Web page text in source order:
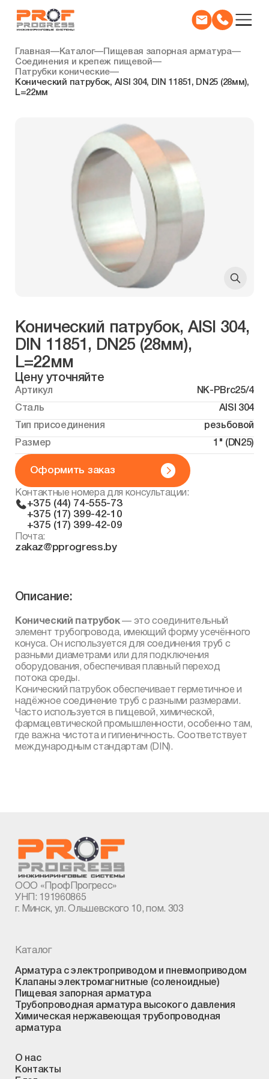
Главная—Каталог— Пищевая запорная арматура—
Соединения и крепеж пищевой—
Патрубки конические—
Конический патрубок, AISI 304, DIN 11851, DN25 (28мм),
L=22мм
Конический патрубок, AISI 304,
DIN 11851, DN25 (28мм),
L=22мм
Цену уточняйте
Артикул
NK-PBrc25/4
Сталь
AISI 304
Тип присоединения
резьбовой
Размер
1" (DN25)
Оформить заказ
Контактные номера для консультации:
+375 (44) 74-555-73
+375 (17) 399-42-10
+375 (17) 399-42-09
Почта:
zakaz@pprogress.by
Описание:
Конический патрубок— это соединительный
элемент трубопровода, имеющий форму усечённого
конуса. Он используется для соединения труб с
разными диаметрами или для подключения
оборудования, обеспечивая плавный переход
потока среды.
Конический патрубок обеспечивает герметичное и
надёжное соединение труб с разными размерами.
Часто используется в пищевой, химической,
фармацевтической промышленности, особенно там,
где важна чистота и гигиеничность. Соответствует
международным стандартам (DIN).
ООО «ПрофПрогресс»
УНП: 191960865
г. Минск, ул. Ольшевского 10, пом. 303
Каталог
Арматура с электроприводом и пневмоприводом
Клапаны электромагнитные (соленоидные)
Пищевая запорная арматура
Трубопроводная арматура высокого давления
Химическая нержавеющая трубопроводная
арматура
О нас
Контакты